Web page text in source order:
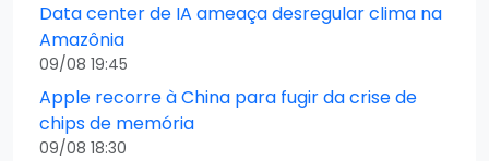
Data center de IA ameaça desregular clima na
Amazônia
09/08 19:45
Apple recorre à China para fugir da crise de
chips de memória
09/08 18:30